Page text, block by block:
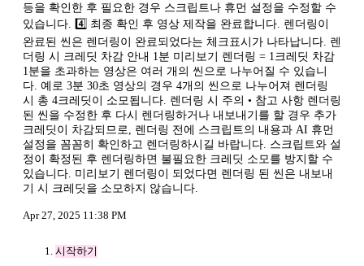
등을 확인한 후 필요한 경우 스크립트나 휴먼 설정을 수정할 수
있습니다. 4️⃣ 최종 확인 후 영상 제작을 완료합니다. 렌더링이
완료된 씬은 렌더링이 완료되었다는 체크표시가 나타납니다. 렌
더링 시 크레딧 차감 안내 1분 미리보기 렌더링 = 1크레딧 차감
1분을 초과하는 영상은 여러 개의 씬으로 나누어질 수 있습니
다. 예로 3분 30초 영상의 경우 4개의 씬으로 나누어져 렌더링
시 총 4크레딧이 소모됩니다. 렌더링 시 주의 • 참고 사항 렌더링
된 씬을 수정한 후 다시 렌더링하거나 내보내기를 할 경우 추가
크레딧이 차감되므로, 렌더링 전에 스크립트의 내용과 AI 휴먼
설정을 꼼꼼히 확인하고 렌더링하시길 바랍니다. 스크립트와 설
정이 확정된 후 렌더링하면 불필요한 크레딧 소모를 방지할 수
있습니다. 미리보기 렌더링이 되었다면 렌더링 된 씬은 내보내
기 시 크레딧을 소모하지 않습니다.
Apr 27, 2025 11:38 PM
시작하기